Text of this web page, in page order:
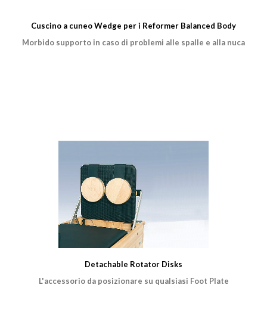
Cuscino a cuneo Wedge per i Reformer Balanced Body
Morbido supporto in caso di problemi alle spalle e alla nuca
Detachable Rotator Disks
L'accessorio da posizionare su qualsiasi Foot Plate